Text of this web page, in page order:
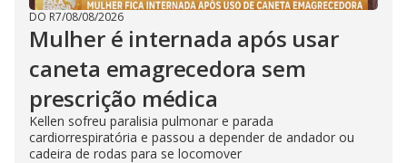
DO R7/08/08/2026
Mulher é internada após usar
caneta emagrecedora sem
prescrição médica
Kellen sofreu paralisia pulmonar e parada
cardiorrespiratória e passou a depender de andador ou
cadeira de rodas para se locomover